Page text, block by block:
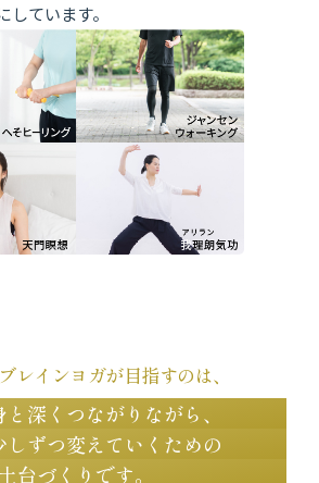
土台づくりです。